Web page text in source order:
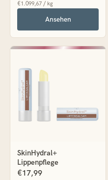
€1.099,67 / kg
Ansehen
SkinHydral+
Lippenpflege
€17,99